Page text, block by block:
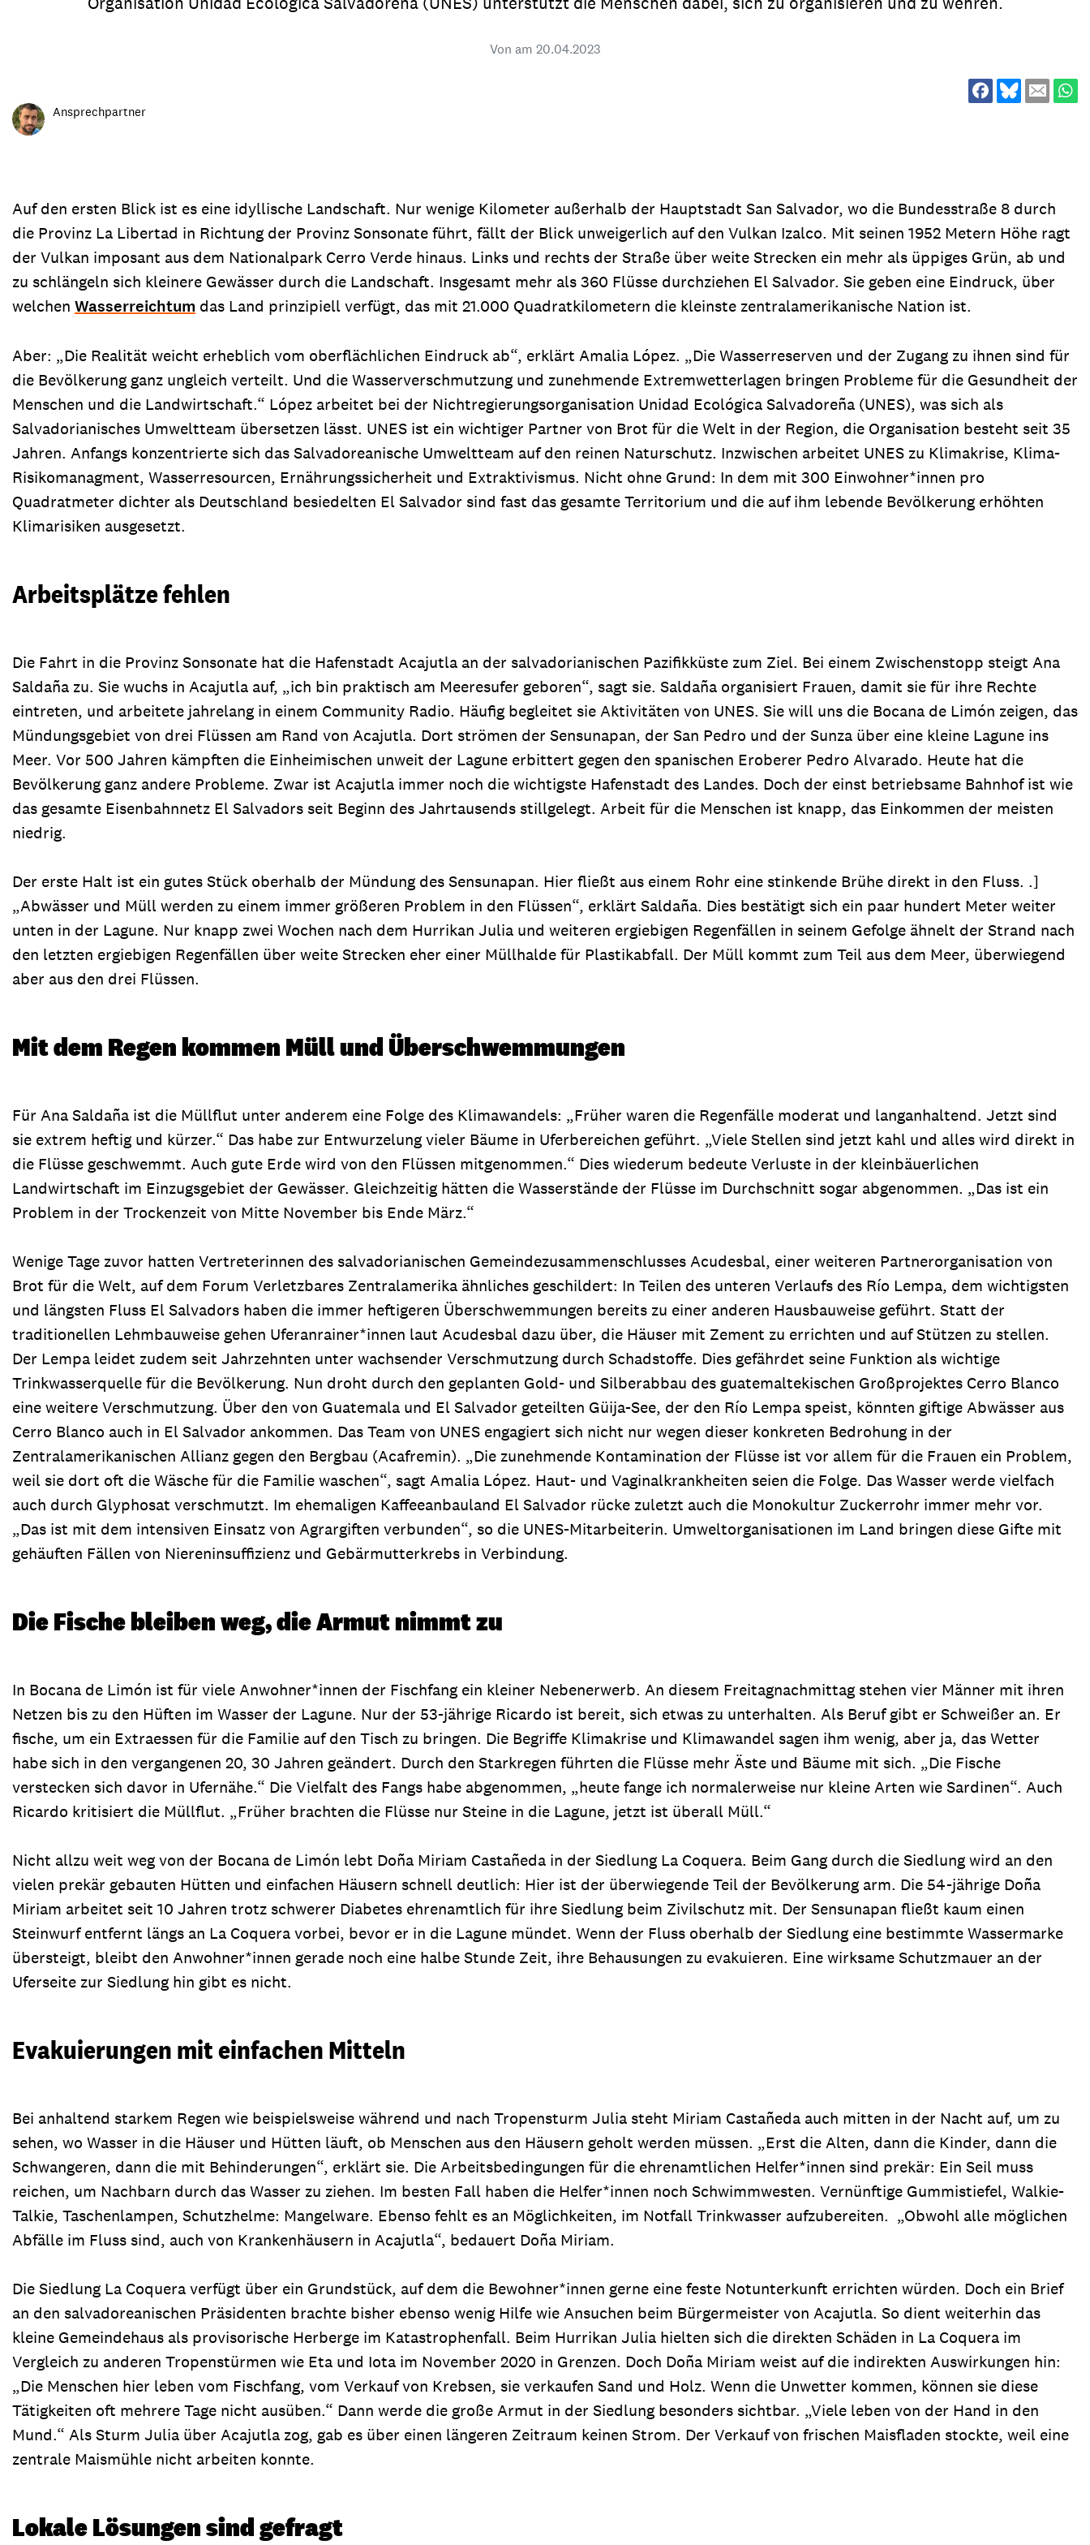
Sie brauchen Materialien?
Entdecken Sie unsere zahlreichen Publikationen & Materialien:
Gemeindematerial Fachpublikationen
Bildungsmaterial Projektmaterial
Ehrenamt & Mitmachen
Bildungsmaterial Projektmaterial
Von am 20.04.2023
Ansprechpartner
Auf den ersten Blick ist es eine idyllische Landschaft. Nur wenige Kilometer außerhalb der Hauptstadt San Salvador, wo die Bundesstraße 8 durch
die Provinz La Libertad in Richtung der Provinz Sonsonate führt, fällt der Blick unweigerlich auf den Vulkan Izalco. Mit seinen 1952 Metern Höhe ragt
der Vulkan imposant aus dem Nationalpark Cerro Verde hinaus. Links und rechts der Straße über weite Strecken ein mehr als üppiges Grün, ab und
zu schlängeln sich kleinere Gewässer durch die Landschaft. Insgesamt mehr als 360 Flüsse durchziehen El Salvador. Sie geben eine Eindruck, über
welchen Wasserreichtum das Land prinzipiell verfügt, das mit 21.000 Quadratkilometern die kleinste zentralamerikanische Nation ist.
Aber: „Die Realität weicht erheblich vom oberflächlichen Eindruck ab“, erklärt Amalia López. „Die Wasserreserven und der Zugang zu ihnen sind für
die Bevölkerung ganz ungleich verteilt. Und die Wasserverschmutzung und zunehmende Extremwetterlagen bringen Probleme für die Gesundheit der
Menschen und die Landwirtschaft.“ López arbeitet bei der Nichtregierungsorganisation Unidad Ecológica Salvadoreña (UNES), was sich als
Salvadorianisches Umweltteam übersetzen lässt. UNES ist ein wichtiger Partner von Brot für die Welt in der Region, die Organisation besteht seit 35
Jahren. Anfangs konzentrierte sich das Salvadoreanische Umweltteam auf den reinen Naturschutz. Inzwischen arbeitet UNES zu Klimakrise, Klima-
Risikomanagment, Wasserresourcen, Ernährungssicherheit und Extraktivismus. Nicht ohne Grund: In dem mit 300 Einwohner*innen pro
Quadratmeter dichter als Deutschland besiedelten El Salvador sind fast das gesamte Territorium und die auf ihm lebende Bevölkerung erhöhten
Klimarisiken ausgesetzt.
Arbeitsplätze fehlen
Die Fahrt in die Provinz Sonsonate hat die Hafenstadt Acajutla an der salvadorianischen Pazifikküste zum Ziel. Bei einem Zwischenstopp steigt Ana
Saldaña zu. Sie wuchs in Acajutla auf, „ich bin praktisch am Meeresufer geboren“, sagt sie. Saldaña organisiert Frauen, damit sie für ihre Rechte
eintreten, und arbeitete jahrelang in einem Community Radio. Häufig begleitet sie Aktivitäten von UNES. Sie will uns die Bocana de Limón zeigen, das
Mündungsgebiet von drei Flüssen am Rand von Acajutla. Dort strömen der Sensunapan, der San Pedro und der Sunza über eine kleine Lagune ins
Meer. Vor 500 Jahren kämpften die Einheimischen unweit der Lagune erbittert gegen den spanischen Eroberer Pedro Alvarado. Heute hat die
Bevölkerung ganz andere Probleme. Zwar ist Acajutla immer noch die wichtigste Hafenstadt des Landes. Doch der einst betriebsame Bahnhof ist wie
das gesamte Eisenbahnnetz El Salvadors seit Beginn des Jahrtausends stillgelegt. Arbeit für die Menschen ist knapp, das Einkommen der meisten
niedrig.
Der erste Halt ist ein gutes Stück oberhalb der Mündung des Sensunapan. Hier fließt aus einem Rohr eine stinkende Brühe direkt in den Fluss. .]
„Abwässer und Müll werden zu einem immer größeren Problem in den Flüssen“, erklärt Saldaña. Dies bestätigt sich ein paar hundert Meter weiter
unten in der Lagune. Nur knapp zwei Wochen nach dem Hurrikan Julia und weiteren ergiebigen Regenfällen in seinem Gefolge ähnelt der Strand nach
den letzten ergiebigen Regenfällen über weite Strecken eher einer Müllhalde für Plastikabfall. Der Müll kommt zum Teil aus dem Meer, überwiegend
aber aus den drei Flüssen.
Mit dem Regen kommen Müll und Überschwemmungen
Für Ana Saldaña ist die Müllflut unter anderem eine Folge des Klimawandels: „Früher waren die Regenfälle moderat und langanhaltend. Jetzt sind
sie extrem heftig und kürzer.“ Das habe zur Entwurzelung vieler Bäume in Uferbereichen geführt. „Viele Stellen sind jetzt kahl und alles wird direkt in
die Flüsse geschwemmt. Auch gute Erde wird von den Flüssen mitgenommen.“ Dies wiederum bedeute Verluste in der kleinbäuerlichen
Landwirtschaft im Einzugsgebiet der Gewässer. Gleichzeitig hätten die Wasserstände der Flüsse im Durchschnitt sogar abgenommen. „Das ist ein
Problem in der Trockenzeit von Mitte November bis Ende März.“
Wenige Tage zuvor hatten Vertreterinnen des salvadorianischen Gemeindezusammenschlusses Acudesbal, einer weiteren Partnerorganisation von
Brot für die Welt, auf dem Forum Verletzbares Zentralamerika ähnliches geschildert: In Teilen des unteren Verlaufs des Río Lempa, dem wichtigsten
und längsten Fluss El Salvadors haben die immer heftigeren Überschwemmungen bereits zu einer anderen Hausbauweise geführt. Statt der
traditionellen Lehmbauweise gehen Uferanrainer*innen laut Acudesbal dazu über, die Häuser mit Zement zu errichten und auf Stützen zu stellen.
Der Lempa leidet zudem seit Jahrzehnten unter wachsender Verschmutzung durch Schadstoffe. Dies gefährdet seine Funktion als wichtige
Trinkwasserquelle für die Bevölkerung. Nun droht durch den geplanten Gold- und Silberabbau des guatemaltekischen Großprojektes Cerro Blanco
eine weitere Verschmutzung. Über den von Guatemala und El Salvador geteilten Güija-See, der den Río Lempa speist, könnten giftige Abwässer aus
Cerro Blanco auch in El Salvador ankommen. Das Team von UNES engagiert sich nicht nur wegen dieser konkreten Bedrohung in der
Zentralamerikanischen Allianz gegen den Bergbau (Acafremin). „Die zunehmende Kontamination der Flüsse ist vor allem für die Frauen ein Problem,
weil sie dort oft die Wäsche für die Familie waschen“, sagt Amalia López. Haut- und Vaginalkrankheiten seien die Folge. Das Wasser werde vielfach
auch durch Glyphosat verschmutzt. Im ehemaligen Kaffeeanbauland El Salvador rücke zuletzt auch die Monokultur Zuckerrohr immer mehr vor.
„Das ist mit dem intensiven Einsatz von Agrargiften verbunden“, so die UNES-Mitarbeiterin. Umweltorganisationen im Land bringen diese Gifte mit
gehäuften Fällen von Niereninsuffizienz und Gebärmutterkrebs in Verbindung.
Die Fische bleiben weg, die Armut nimmt zu
In Bocana de Limón ist für viele Anwohner*innen der Fischfang ein kleiner Nebenerwerb. An diesem Freitagnachmittag stehen vier Männer mit ihren
Netzen bis zu den Hüften im Wasser der Lagune. Nur der 53-jährige Ricardo ist bereit, sich etwas zu unterhalten. Als Beruf gibt er Schweißer an. Er
fische, um ein Extraessen für die Familie auf den Tisch zu bringen. Die Begriffe Klimakrise und Klimawandel sagen ihm wenig, aber ja, das Wetter
habe sich in den vergangenen 20, 30 Jahren geändert. Durch den Starkregen führten die Flüsse mehr Äste und Bäume mit sich. „Die Fische
verstecken sich davor in Ufernähe.“ Die Vielfalt des Fangs habe abgenommen, „heute fange ich normalerweise nur kleine Arten wie Sardinen“. Auch
Ricardo kritisiert die Müllflut. „Früher brachten die Flüsse nur Steine in die Lagune, jetzt ist überall Müll.“
Nicht allzu weit weg von der Bocana de Limón lebt Doña Miriam Castañeda in der Siedlung La Coquera. Beim Gang durch die Siedlung wird an den
vielen prekär gebauten Hütten und einfachen Häusern schnell deutlich: Hier ist der überwiegende Teil der Bevölkerung arm. Die 54-jährige Doña
Miriam arbeitet seit 10 Jahren trotz schwerer Diabetes ehrenamtlich für ihre Siedlung beim Zivilschutz mit. Der Sensunapan fließt kaum einen
Steinwurf entfernt längs an La Coquera vorbei, bevor er in die Lagune mündet. Wenn der Fluss oberhalb der Siedlung eine bestimmte Wassermarke
übersteigt, bleibt den Anwohner*innen gerade noch eine halbe Stunde Zeit, ihre Behausungen zu evakuieren. Eine wirksame Schutzmauer an der
Uferseite zur Siedlung hin gibt es nicht.
Evakuierungen mit einfachen Mitteln
Bei anhaltend starkem Regen wie beispielsweise während und nach Tropensturm Julia steht Miriam Castañeda auch mitten in der Nacht auf, um zu
sehen, wo Wasser in die Häuser und Hütten läuft, ob Menschen aus den Häusern geholt werden müssen. „Erst die Alten, dann die Kinder, dann die
Schwangeren, dann die mit Behinderungen“, erklärt sie. Die Arbeitsbedingungen für die ehrenamtlichen Helfer*innen sind prekär: Ein Seil muss
reichen, um Nachbarn durch das Wasser zu ziehen. Im besten Fall haben die Helfer*innen noch Schwimmwesten. Vernünftige Gummistiefel, Walkie-
Talkie, Taschenlampen, Schutzhelme: Mangelware. Ebenso fehlt es an Möglichkeiten, im Notfall Trinkwasser aufzubereiten. „Obwohl alle möglichen
Abfälle im Fluss sind, auch von Krankenhäusern in Acajutla“, bedauert Doña Miriam.
Die Siedlung La Coquera verfügt über ein Grundstück, auf dem die Bewohner*innen gerne eine feste Notunterkunft errichten würden. Doch ein Brief
an den salvadoreanischen Präsidenten brachte bisher ebenso wenig Hilfe wie Ansuchen beim Bürgermeister von Acajutla. So dient weiterhin das
kleine Gemeindehaus als provisorische Herberge im Katastrophenfall. Beim Hurrikan Julia hielten sich die direkten Schäden in La Coquera im
Vergleich zu anderen Tropenstürmen wie Eta und Iota im November 2020 in Grenzen. Doch Doña Miriam weist auf die indirekten Auswirkungen hin:
„Die Menschen hier leben vom Fischfang, vom Verkauf von Krebsen, sie verkaufen Sand und Holz. Wenn die Unwetter kommen, können sie diese
Tätigkeiten oft mehrere Tage nicht ausüben.“ Dann werde die große Armut in der Siedlung besonders sichtbar. „Viele leben von der Hand in den
Mund.“ Als Sturm Julia über Acajutla zog, gab es über einen längeren Zeitraum keinen Strom. Der Verkauf von frischen Maisfladen stockte, weil eine
zentrale Maismühle nicht arbeiten konnte.
Lokale Lösungen sind gefragt